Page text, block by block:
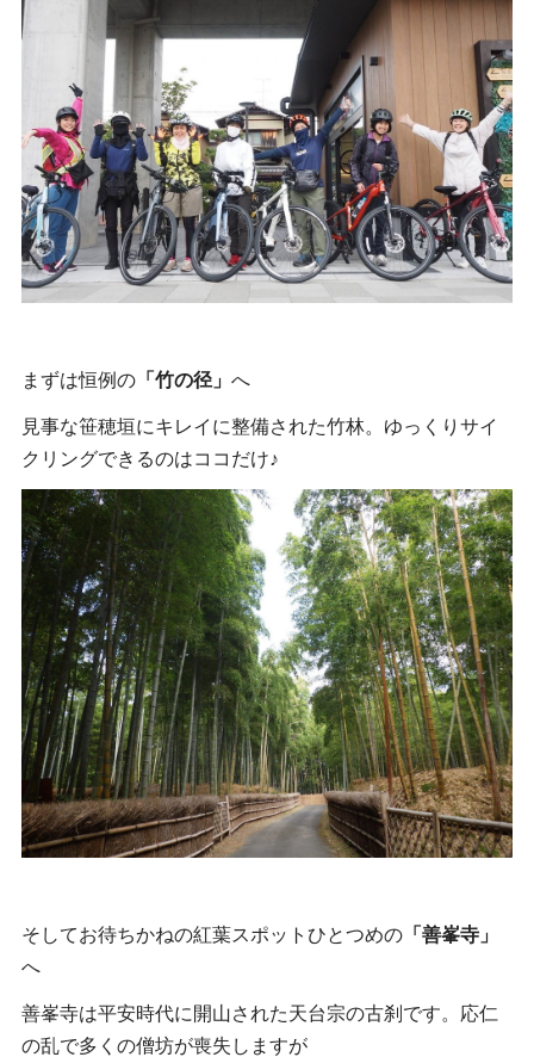
まずは恒例の「竹の径」 へ
見事な笹穂垣にキレイに整備された竹林。ゆっくりサイ
クリングできるのはココだけ♪
そしてお待ちかねの紅葉スポットひとつめの「善峯寺」
へ
善峯寺は平安時代に開山された天台宗の古刹です。応仁
の乱で多くの僧坊が喪失しますが